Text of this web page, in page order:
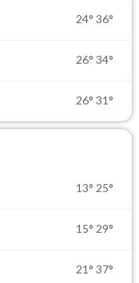
24° 36°
26° 34°
26° 31°
13° 25°
15° 29°
21° 37°